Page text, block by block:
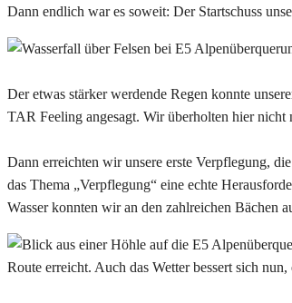
Dann endlich war es soweit: Der Startschuss
Der etwas stärker werdende Regen konnte
TAR Feeling angesagt. Wir überholten hier nicht
Dann erreichten wir unsere erste Verpflegung,
das Thema „Verpflegung“ eine echte
Wasser konnten wir an den zahlreichen Bächen
Route erreicht. Auch das Wetter bessert sich nun,